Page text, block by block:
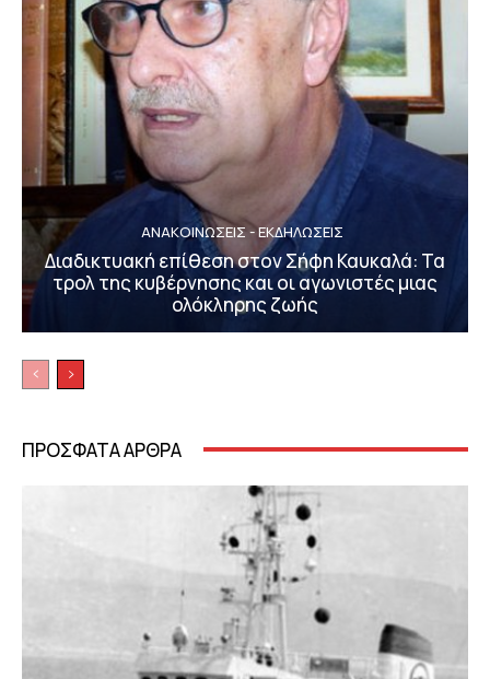
ΑΝΑΚΟΙΝΩΣΕΙΣ - ΕΚΔΗΛΩΣΕΙΣ
Διαδικτυακή επίθεση στον Σήφη Καυκαλά: Τα
τρολ της κυβέρνησης και οι αγωνιστές μιας
ολόκληρης ζωής
ΠΡΟΣΦΑΤΑ ΑΡΘΡΑ